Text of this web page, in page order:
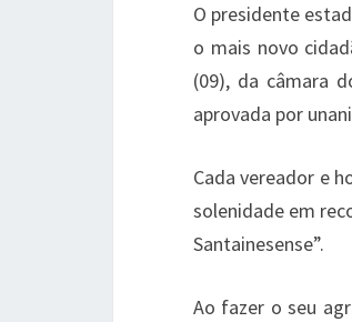
O presidente
o mais novo
(09), da câmara
aprovada por
Cada vereador e
solenidade em
Santainesense”.
Ao fazer o seu